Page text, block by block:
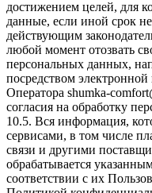
достижением целей, для
данные, если иной срок
действующим
любой момент отозвать
персональных данных,
посредством
Оператора shumka-
согласия на обработку
10.5. Вся информация,
сервисами, в том числе
связи и другими
обрабатывается
соответствии с их